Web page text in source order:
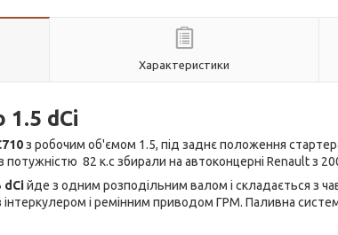
Характеристики
1.5 dСi
з робочим об'ємом 1.5, під заднє положення
потужністю 82 к.с збирали на автоконцерні Renault з
dСiйде з одним розподільним валом і складається з
інтеркулером і ремінним приводом ГРМ. Паливна